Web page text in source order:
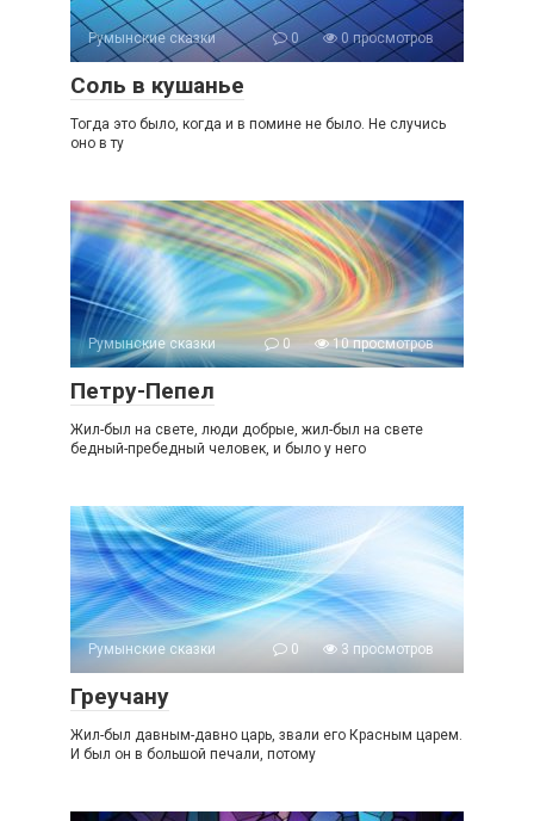
Румынские сказки 0 0 просмотров
Соль в кушанье
Тогда это было, когда и в помине не было. Не случись
оно в ту
Румынские сказки 0 10 просмотров
Петру-Пепел
Жил-был на свете, люди добрые, жил-был на свете
бедный-пребедный человек, и было у него
Румынские сказки 0 3 просмотров
Греучану
Жил-был давным-давно царь, звали его Красным царем.
И был он в большой печали, потому